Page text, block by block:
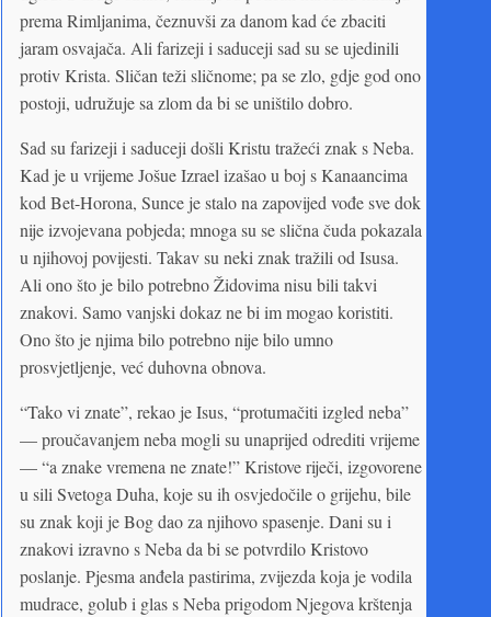
prema Rimljanima, čeznuvši za danom kad će zbaciti
jaram osvajača. Ali farizeji i saduceji sad su se ujedinili
protiv Krista. Sličan teži sličnome; pa se zlo, gdje god ono
postoji, udružuje sa zlom da bi se uništilo dobro.
Sad su farizeji i saduceji došli Kristu tražeći znak s Neba.
Kad je u vrijeme Jošue Izrael izašao u boj s Kanaancima
kod Bet-Horona, Sunce je stalo na zapovijed vođe sve dok
nije izvojevana pobjeda; mnoga su se slična čuda pokazala
u njihovoj povijesti. Takav su neki znak tražili od Isusa.
Ali ono što je bilo potrebno Židovima nisu bili takvi
znakovi. Samo vanjski dokaz ne bi im mogao koristiti.
Ono što je njima bilo potrebno nije bilo umno
prosvjetljenje, već duhovna obnova.
“Tako vi znate”, rekao je Isus, “protumačiti izgled neba”
— proučavanjem neba mogli su unaprijed odrediti vrijeme
— “a znake vremena ne znate!” Kristove riječi, izgovorene
u sili Svetoga Duha, koje su ih osvjedočile o grijehu, bile
su znak koji je Bog dao za njihovo spasenje. Dani su i
znakovi izravno s Neba da bi se potvrdilo Kristovo
poslanje. Pjesma anđela pastirima, zvijezda koja je vodila
mudrace, golub i glas s Neba prigodom Njegova krštenja